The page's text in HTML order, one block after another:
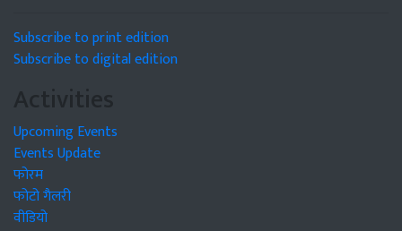
Subscribe to print edition
Subscribe to digital edition
Activities
Upcoming Events
Events Update
फोरम
फोटो गैलरी
वीडियो